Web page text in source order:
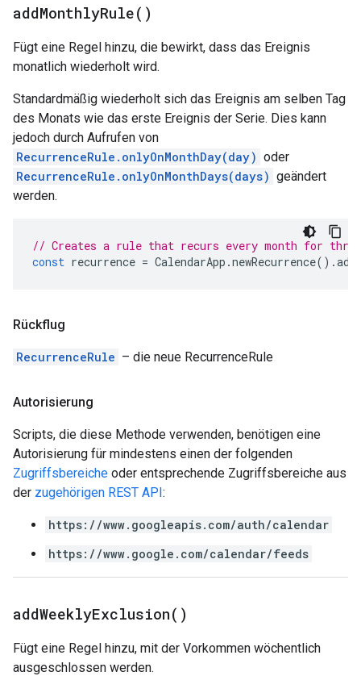
addMonthlyRule( )
Fügt eine Regel hinzu, die bewirkt, dass das Ereignis
monatlich wiederholt wird.
Standardmäßig wiederholt sich das Ereignis am selben Tag
des Monats wie das erste Ereignis der Serie. Dies kann
jedoch durch Aufrufen von
RecurrenceRule.onlyOnMonthDay(day) oder
RecurrenceRule.onlyOnMonthDays(days) geändert
werden.
// Creates a rule that recurs every month for
const recurrence = CalendarApp .newRecurrence().
Rückflug
RecurrenceRule – die neue RecurrenceRule
Autorisierung
Scripts, die diese Methode verwenden, benötigen eine
Autorisierung für mindestens einen der folgenden
Zugriffsbereiche oder entsprechende Zugriffsbereiche aus
der zugehörigen REST API:
https://www.googleapis.com/auth/calendar
https://www.google.com/calendar/feeds
addWeeklyExclusion( )
Fügt eine Regel hinzu, mit der Vorkommen wöchentlich
ausgeschlossen werden.